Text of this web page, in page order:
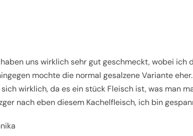
uns wirklich sehr gut geschmeckt, wobei ich
mochte die normal gesalzene Variante eher.
wirklich, da es ein stück Fleisch ist, was man
nach eben diesem Kachelfleisch, ich bin